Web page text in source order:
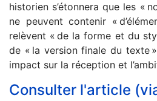
historien s’étonnera que les «
ne peuvent contenir «
relèvent « de la forme et du
de « la version finale du texte
impact sur la réception et
Consulter l'article